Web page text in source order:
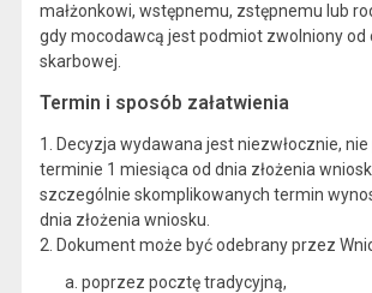
małżonkowi, wstępnemu, zstępnemu lub
gdy mocodawcą jest podmiot zwolniony od
skarbowej.
Termin i sposób załatwienia
1. Decyzja wydawana jest niezwłocznie,
terminie 1 miesiąca od dnia złożenia
szczególnie skomplikowanych termin
dnia złożenia wniosku.
2. Dokument może być odebrany przez
poprzez pocztę tradycyjną,